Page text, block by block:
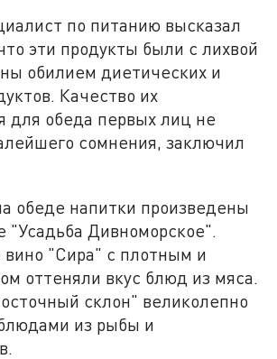
по питанию высказал
эти продукты были с лихвой
обилием диетических и
Качество их
для обеда первых лиц не
сомнения, заключил
обеде напитки произведены
"Усадьба Дивноморское".
вино "Сира" с плотным и
оттеняли вкус блюд из мяса.
склон" великолепно
из рыбы и